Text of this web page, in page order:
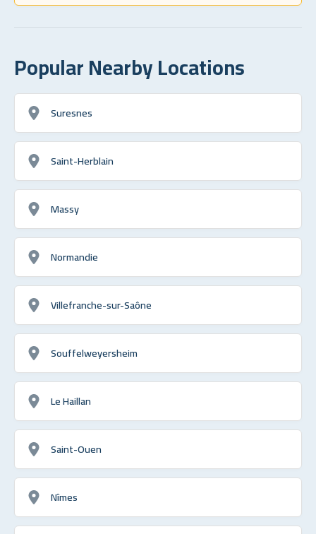
Popular Nearby Locations
Suresnes
Saint-Herblain
Massy
Normandie
Villefranche-sur-Saône
Souffelweyersheim
Le Haillan
Saint-Ouen
Nîmes